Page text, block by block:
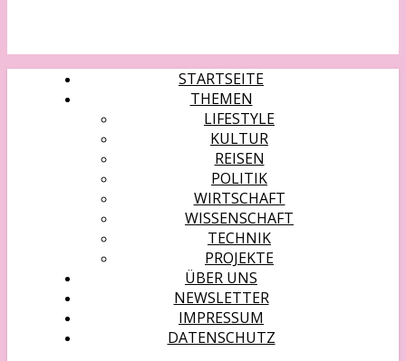
STARTSEITE
THEMEN
LIFESTYLE
KULTUR
REISEN
POLITIK
WIRTSCHAFT
WISSENSCHAFT
TECHNIK
PROJEKTE
ÜBER UNS
NEWSLETTER
IMPRESSUM
DATENSCHUTZ